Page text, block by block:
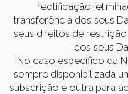
rectificação,
transferência dos seus
seus direitos de
dos seus
No caso específico da
sempre disponibilizada
subscrição e outra para